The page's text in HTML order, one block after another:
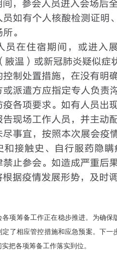
各项筹备工作正在稳步推进。为确
定了相应管控措施和应急预案。下
把各项筹备工作落实到位。